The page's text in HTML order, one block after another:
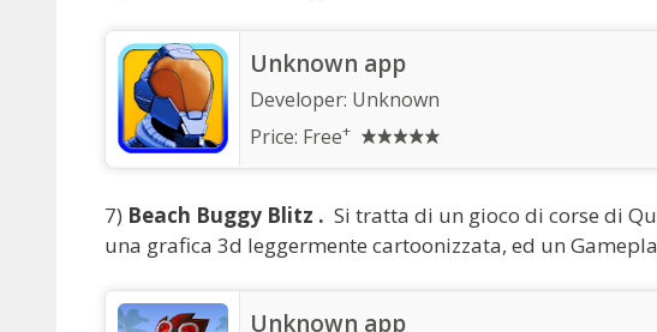
Unknown app
Developer: Unknown
Price: Free+
7) Beach Buggy Blitz . Si tratta di un gioco di corse di
una grafica 3d leggermente cartoonizzata, ed un
Unknown app